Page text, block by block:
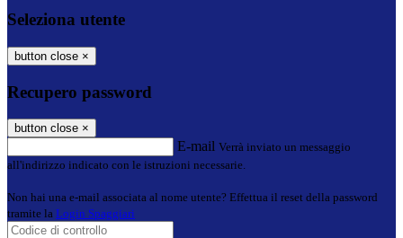
Seleziona utente
button close ×
Recupero password
button close ×
E-mail Verrà inviato un messaggio
all'indirizzo indicato con le istruzioni necessarie.
Non hai una e-mail associata al nome utente? Effettua il reset della password
tramite la Login Spaggiari